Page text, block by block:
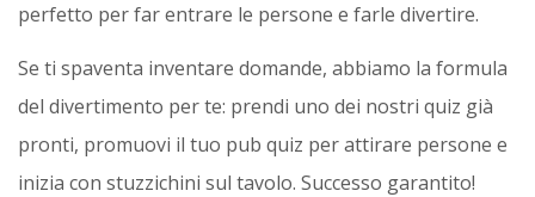
perfetto per far entrare le persone e farle divertire.
Se ti spaventa inventare domande, abbiamo la formula
del divertimento per te: prendi uno dei nostri quiz già
pronti, promuovi il tuo pub quiz per attirare persone e
inizia con stuzzichini sul tavolo. Successo garantito!